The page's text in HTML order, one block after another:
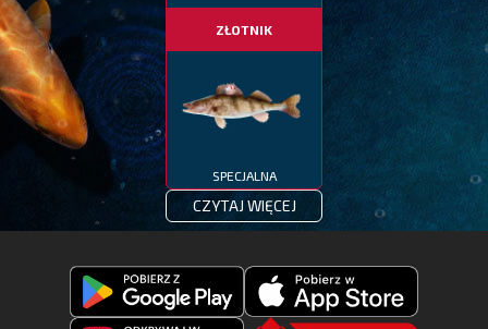
ZŁOTNIK
SPECJALNA
CZYTAJ WIĘCEJ